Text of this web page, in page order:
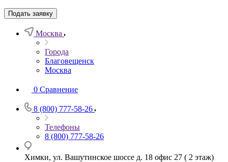
Подать заявку
Москва
Города
Благовещенск
Москва
0 Сравнение
8 (800) 777-58-26
Телефоны
8 (800) 777-58-26
Химки, ул. Вашутинское шоссе д. 18 офис 27 ( 2 этаж)